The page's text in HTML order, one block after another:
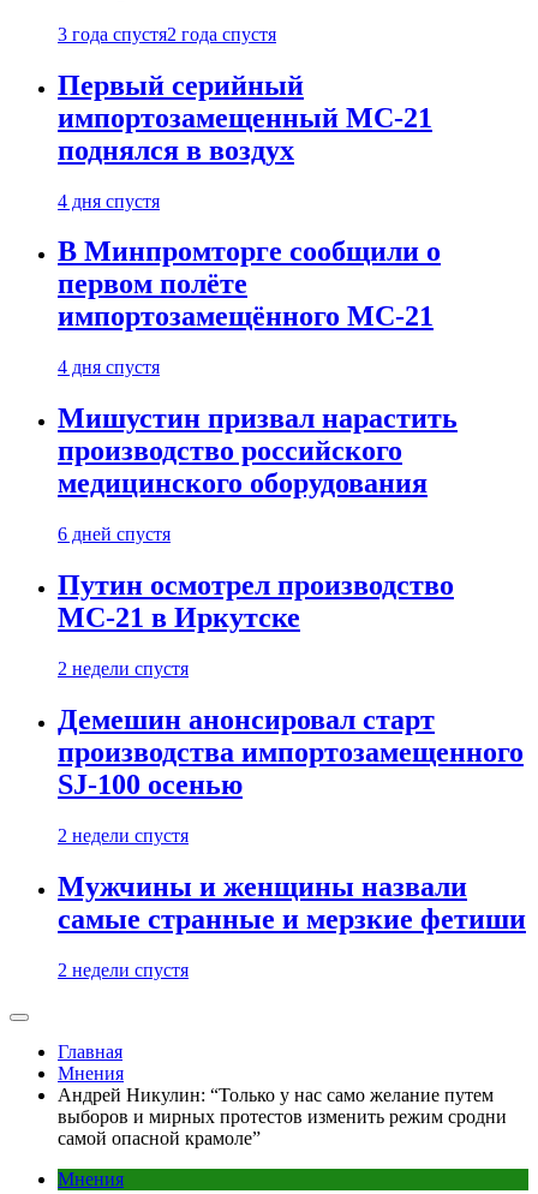
3 года спустя2 года спустя
Первый серийный
импортозамещенный МС-21
поднялся в воздух
4 дня спустя
В Минпромторге сообщили о
первом полёте
импортозамещённого МС-21
4 дня спустя
Мишустин призвал нарастить
производство российского
медицинского оборудования
6 дней спустя
Путин осмотрел производство
МС-21 в Иркутске
2 недели спустя
Демешин анонсировал старт
производства импортозамещенного
SJ-100 осенью
2 недели спустя
Мужчины и женщины назвали
самые странные и мерзкие фетиши
2 недели спустя
Главная
Мнения
Андрей Никулин: “Только у нас само желание путем
выборов и мирных протестов изменить режим сродни
самой опасной крамоле”
Мнения